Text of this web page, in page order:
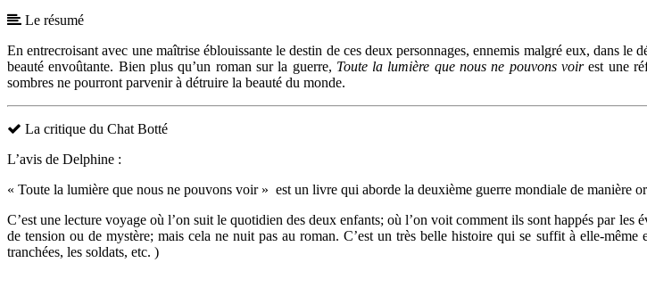
Le résumé
En entrecroisant avec une maîtrise éblouissante le destin de ces deux personnages, ennemis malgré eux, dans
beauté envoûtante. Bien plus qu’un roman sur la guerre, Toute la lumière que nous ne pouvons voirest une
sombres ne pourront parvenir à détruire la beauté du monde.
La critique du Chat Botté
L’avis de Delphine :
« Toute la lumière que nous ne pouvons voir » est un livre qui aborde la deuxième guerre mondiale de
C’est une lecture voyage où l’on suit le quotidien des deux enfants; où l’on voit comment ils sont happés par les
de tension ou de mystère; mais cela ne nuit pas au roman. C’est un très belle histoire qui se suffit à elle-
tranchées, les soldats, etc. )